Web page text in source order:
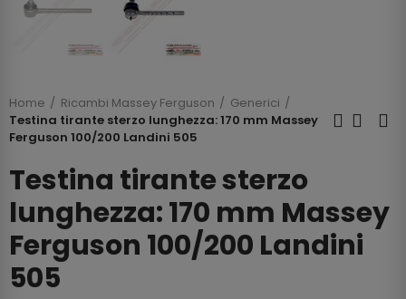
Home Ricambi Massey Ferguson
Generici
Testina tirante sterzo lunghezza: 170 mm Massey
Ferguson 100/200 Landini 505
Testina tirante sterzo
lunghezza: 170 mm Massey
Ferguson 100/200 Landini
505